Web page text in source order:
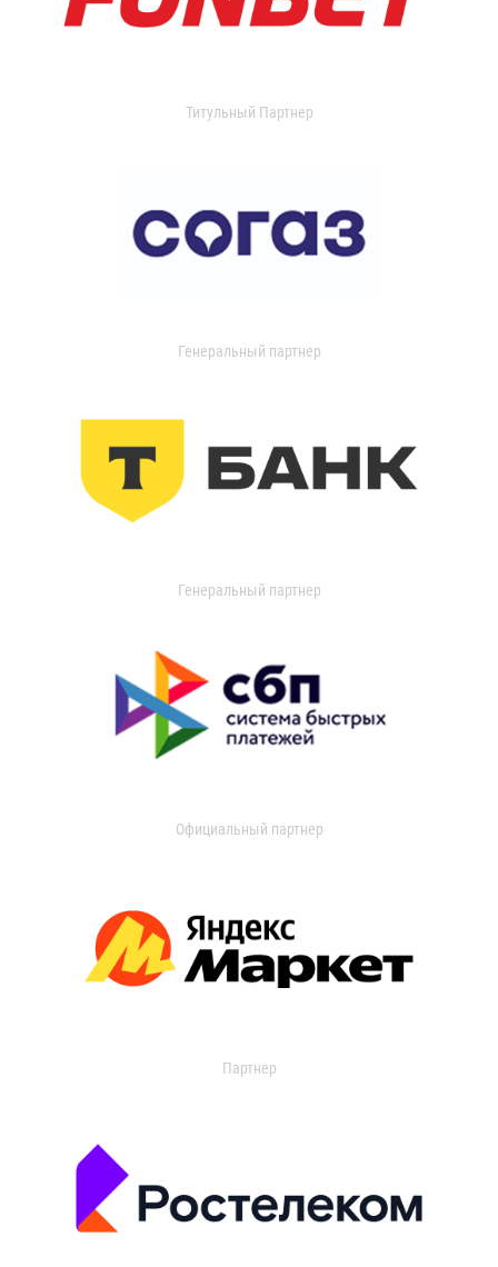
Титульный Партнер
Генеральный партнер
Генеральный партнер
Официальный партнер
Партнер